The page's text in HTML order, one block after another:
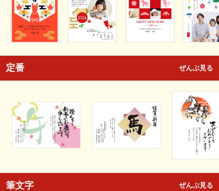
定番 ぜんぶ見る
筆文字 ぜんぶ見る